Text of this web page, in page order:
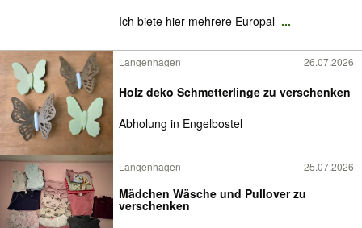
Ich biete hier mehrere Europal ...
Langenhagen 26.07.2026
Holz deko Schmetterlinge zu verschenken
Abholung in Engelbostel
Langenhagen 25.07.2026
Mädchen Wäsche und Pullover zu
verschenken